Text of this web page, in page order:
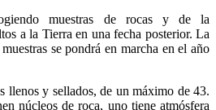
muestras de rocas y de la
a la Tierra en una fecha posterior. La
se pondrá en marcha en el año
llenos y sellados, de un máximo de 43.
núcleos de roca, uno tiene atmósfera